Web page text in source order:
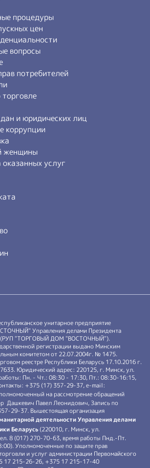
процедуры
цен
вопросы
потребителей
и юридических лиц
коррупции
женщины
услуг
унитарное предприятие
Управления делами Президента
(РУП "ТОРГОВЫЙ ДОМ "ВОСТОЧНЫЙ").
регистрации выдано Минским
комитетом от 22.07.2004г. № 1475.
реестре Республики Беларусь 17.10.2016 г.
Юридический адрес: 220125, г. Минск, ул.
Пн. - Чт.: 08:30 - 17:30, Пт.: 08:30-16:15,
+375 (17) 357-29-37, e-mail:
на рассмотрение обращений
Дашкевич Павел Леонидович, Запись по
29-37. Вышестоящая организация
деятельности Управления делами
Беларусь (220010, г. Минск, ул.
8 (017) 270-70-63, время работы Пнд.-Пт.
Уполномоченные по защите прав
и услуг администрации Первомайского
17 215-26-26, +375 17 215-17-40